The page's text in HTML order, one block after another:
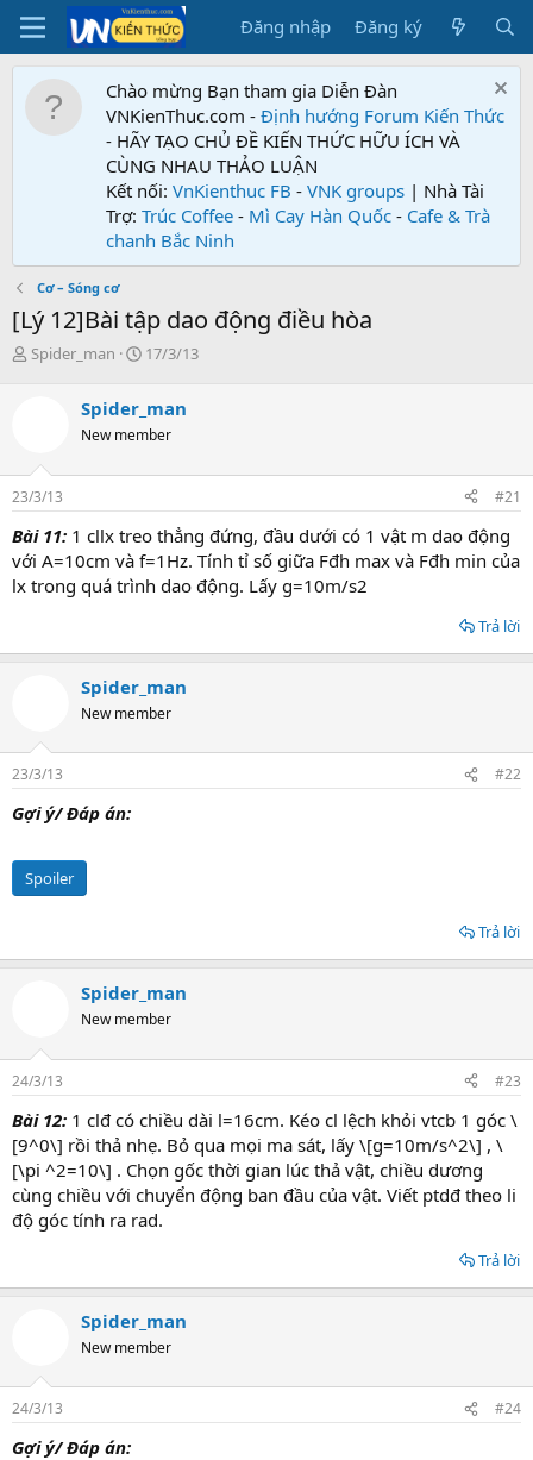
Đăng nhập Đăng ký
Chào mừng Bạn tham gia Diễn Đàn
VNKienThuc.com - Định hướng Forum Kiến Thức
- HÃY TẠO CHỦ ĐỀ KIẾN THỨC HỮU ÍCH VÀ
CÙNG NHAU THẢO LUẬN
Kết nối: VnKienthuc FB - VNK groups | Nhà Tài
Trợ: Trúc Coffee - Mì Cay Hàn Quốc - Cafe & Trà
chanh Bắc Ninh
Cơ – Sóng cơ
[Lý 12]Bài tập dao động điều hòa
T
s
t
r
t
e
Spider_man
N
y
g
i
17/3/13
Spider_man
New member
23/3/13 #21
Bài 11: 1 cllx treo thẳng đứng, đầu dưới có 1 vật m dao động
với A=10cm và f=1Hz. Tính tỉ số giữa Fđh max và Fđh min của
lx trong quá trình dao động. Lấy g=10m/s2
Trả lời
Spider_man
New member
23/3/13 #22
Gợi ý/ Đáp án:
Spoiler
Trả lời
Spider_man
New member
24/3/13 #23
Bài 12: 1 clđ có chiều dài l=16cm. Kéo cl lệch khỏi vtcb 1 góc \
[9^0\] rồi thả nhẹ. Bỏ qua mọi ma sát, lấy \[g=10m/s^2\] , \
[\pi ^2=10\] . Chọn gốc thời gian lúc thả vật, chiều dương
cùng chiều với chuyển động ban đầu của vật. Viết ptdđ theo li
độ góc tính ra rad.
Trả lời
Spider_man
New member
24/3/13 #24
Gợi ý/ Đáp án: